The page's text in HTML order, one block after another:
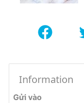
Information
Gửi vào